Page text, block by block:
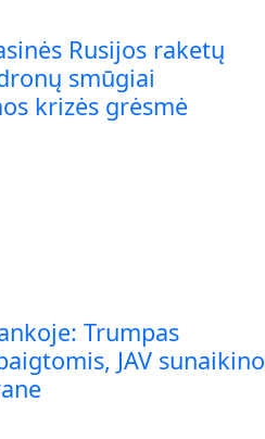
Rusijos raketų
smūgiai
krizės grėsmė
Trumpas
JAV sunaikino